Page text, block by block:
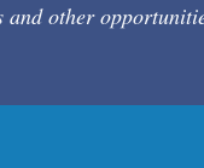
and other